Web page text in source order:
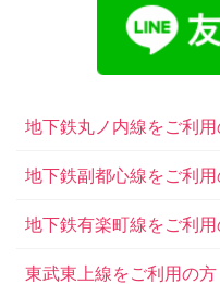
地下鉄丸ノ内線をご利
地下鉄副都心線をご利
地下鉄有楽町線をご利
東武東上線をご利用の方